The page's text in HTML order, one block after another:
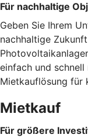
Für nachhaltige
Geben Sie Ihrem
nachhaltige
einfach und
Mietkauflösung für
Mietkauf
Für größere